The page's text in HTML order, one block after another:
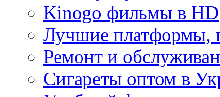
Kinogo фильмы в HD
Лучшие платформы,
Ремонт и
Сигареты оптом в